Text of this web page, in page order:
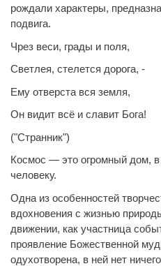
рождали характеры,
подвига.
Чрез веси, грады и поля,
Светлея, стелется дорога, -
Ему отверста вся земля,
Он видит всё и славит Бога!
("Странник")
Космос — это огромный дом, в
человеку.
Одна из особенностей
вдохновения с жизнью
движении, как участница
проявление Божественной
одухотворена, в ней нет